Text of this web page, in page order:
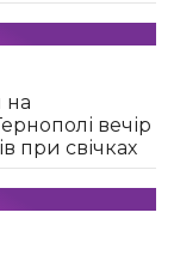
на
вечір
при свічках